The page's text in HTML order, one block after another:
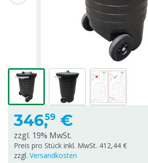
346,59 €
zzgl. 19% MwSt.
Preis pro Stück inkl. MwSt. 412,44 €
zzgl. Versandkosten